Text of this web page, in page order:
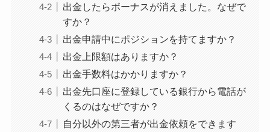
出金したらボーナスが消えました。なぜで
すか？
出金申請中にポジションを持てますか？
出金上限額はありますか？
出金手数料はかかりますか？
出金先口座に登録している銀行から電話が
くるのはなぜですか？
自分以外の第三者が出金依頼をできます